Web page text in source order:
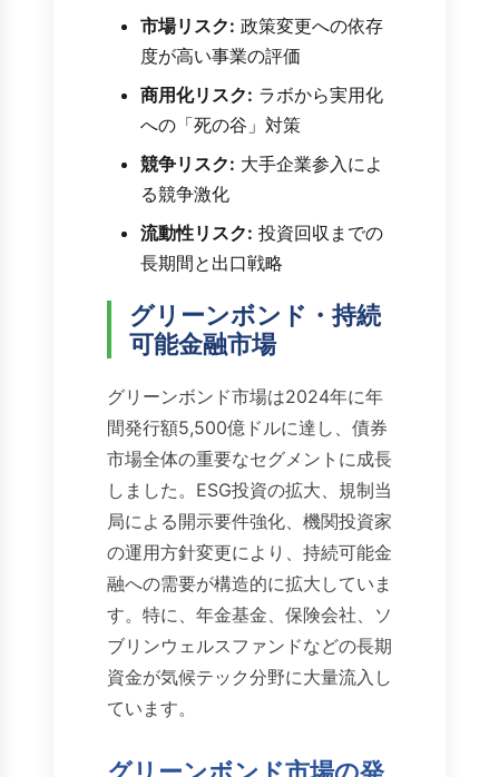
市場リスク: 政策変更への依存
度が高い事業の評価
商用化リスク: ラボから実用化
への「死の谷」対策
競争リスク: 大手企業参入によ
る競争激化
流動性リスク: 投資回収までの
長期間と出口戦略
グリーンボンド・持続
可能金融市場
グリーンボンド市場は2024年に年
間発行額5,500億ドルに達し、債券
市場全体の重要なセグメントに成長
しました。ESG投資の拡大、規制当
局による開示要件強化、機関投資家
の運用方針変更により、持続可能金
融への需要が構造的に拡大していま
す。特に、年金基金、保険会社、ソ
ブリンウェルスファンドなどの長期
資金が気候テック分野に大量流入し
ています。